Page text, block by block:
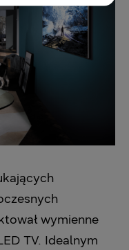
wymienne
TV. Idealnym